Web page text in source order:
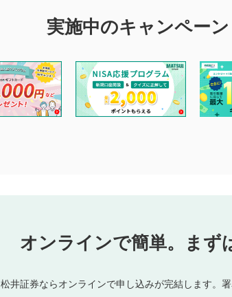
実施中のキャンペーン
オンラインで簡単。 まず
松井証券ならオンラインで申し込みが完結します。